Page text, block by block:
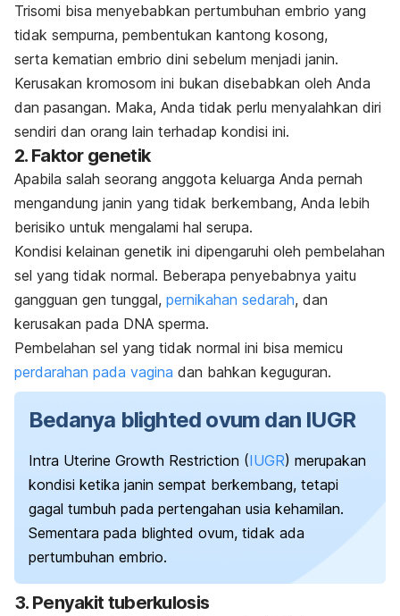
Trisomi bisa menyebabkan pertumbuhan embrio yang
tidak sempurna, pembentukan kantong kosong,
serta kematian embrio dini sebelum menjadi janin.
Kerusakan kromosom ini bukan disebabkan oleh Anda
dan pasangan. Maka, Anda tidak perlu menyalahkan diri
sendiri dan orang lain terhadap kondisi ini.
2. Faktor genetik
Apabila salah seorang anggota keluarga Anda pernah
mengandung janin yang tidak berkembang, Anda lebih
berisiko untuk mengalami hal serupa.
Kondisi kelainan genetik ini dipengaruhi oleh pembelahan
sel yang tidak normal. Beberapa penyebabnya yaitu
gangguan gen tunggal, pernikahan sedarah, dan
kerusakan pada DNA sperma.
Pembelahan sel yang tidak normal ini bisa memicu
perdarahan pada vagina dan bahkan keguguran.
Bedanya blighted ovum dan IUGR
Intra Uterine Growth Restriction (IUGR) merupakan
kondisi ketika janin sempat berkembang, tetapi
gagal tumbuh pada pertengahan usia kehamilan.
Sementara pada blighted ovum, tidak ada
pertumbuhan embrio.
3. Penyakit tuberkulosis